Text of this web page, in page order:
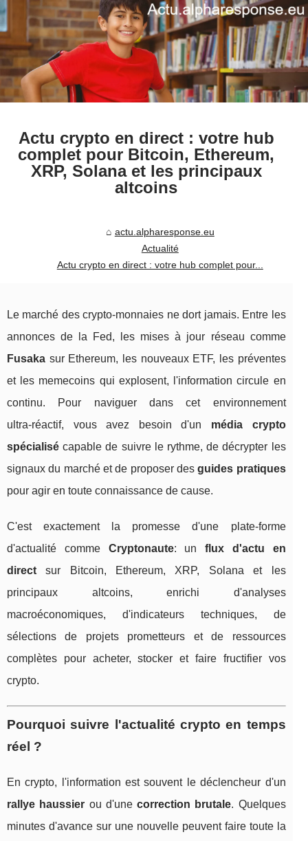
Actu crypto en direct : votre hub
complet pour Bitcoin, Ethereum,
XRP, Solana et les principaux
altcoins
actu.alpharesponse.eu
Actualité
Actu crypto en direct : votre hub complet pour...
Le marché des crypto-monnaies ne dort jamais. Entre les
annonces de la Fed, les mises à jour réseau comme
Fusaka sur Ethereum, les nouveaux ETF, les préventes
et les memecoins qui explosent, l'information circule en
continu. Pour naviguer dans cet environnement
ultra‑réactif, vous avez besoin d'un média crypto
spécialisé capable de suivre le rythme, de décrypter les
signaux du marché et de proposer desguides pratiques
pour agir en toute connaissance de cause.
C'est exactement la promesse d'une plate‑forme
d'actualité comme Cryptonaute: unflux d'actu en
direct sur Bitcoin, Ethereum, XRP, Solana et les
principaux altcoins, enrichi d'analyses
macroéconomiques, d'indicateurs techniques, de
sélections de projets prometteurs et de ressources
complètes pour acheter, stocker et faire fructifier vos
crypto.
Pourquoi suivre l'actualité crypto en temps
réel ?
En crypto, l'information est souvent le déclencheur d'un
rallye haussier ou d'unecorrection brutale. Quelques
minutes d'avance sur une nouvelle peuvent faire toute la